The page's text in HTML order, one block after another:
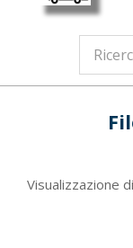
Visualizzazione